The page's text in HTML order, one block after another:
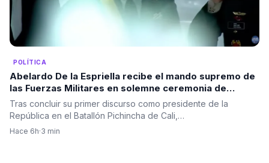
POLÍTICA
Abelardo De la Espriella recibe el mando supremo de
las Fuerzas Militares en solemne ceremonia de
reconocimiento de tropas
Tras concluir su primer discurso como presidente de la
República en el Batallón Pichincha de Cali,…
Hace 6h·3 min